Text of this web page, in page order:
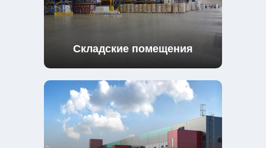
Складские помещения